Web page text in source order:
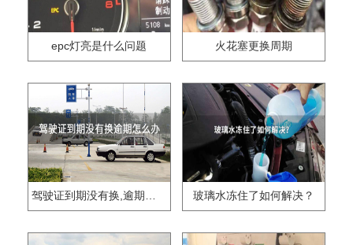
epc灯亮是什么问题 火花塞更换周期
驾驶证到期没有换,逾期怎么办?? 玻璃水冻住了如何解决？